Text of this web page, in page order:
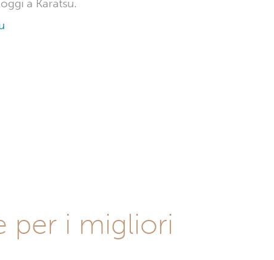
a Karatsu.
per i migliori